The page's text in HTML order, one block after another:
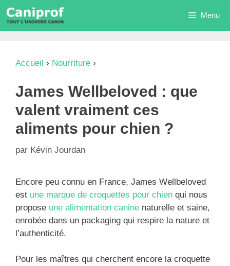
Aller
au
contenu
Menu
Accueil › Nourriture ›
James Wellbeloved : que
valent vraiment ces
aliments pour chien ?
par Kévin Jourdan
Encore peu connu en France, James Wellbeloved
est une marque de croquettes pour chien qui nous
propose une alimentation canine naturelle et saine,
enrobée dans un packaging qui respire la nature et
l’authenticité.
Pour les maîtres qui cherchent encore la croquette